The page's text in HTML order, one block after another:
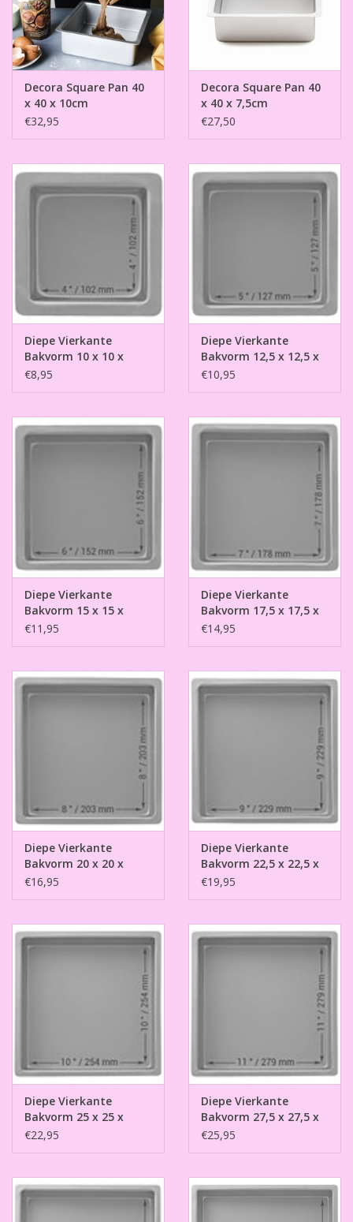
Merken
Decora Square Pan 40
x 40 x 10cm
€32,95
Decora Square Pan 40
x 40 x 7,5cm
€27,50
Diepe Vierkante
Bakvorm 10 x 10 x
7,5cm
€8,95
Diepe Vierkante
Bakvorm 12,5 x 12,5 x
7,5cm
€10,95
Diepe Vierkante
Bakvorm 15 x 15 x
7,5cm
€11,95
Diepe Vierkante
Bakvorm 17,5 x 17,5 x
7,5cm
€14,95
Diepe Vierkante
Bakvorm 20 x 20 x
7,5cm
€16,95
Diepe Vierkante
Bakvorm 22,5 x 22,5 x
7,5cm
€19,95
Diepe Vierkante
Bakvorm 25 x 25 x
7,5cm
€22,95
Diepe Vierkante
Bakvorm 27,5 x 27,5 x
7,5cm
€25,95